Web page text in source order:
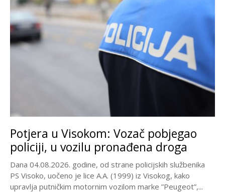
Potjera u Visokom: Vozač pobjegao
policiji, u vozilu pronađena droga
Dana 04.08.2026. godine, od strane policijskih službenika
PS Visoko, uočeno je lice A.A. (1999) iz Visokog, kako
upravlja putničkim motornim vozilom marke ”Peugeot”,...